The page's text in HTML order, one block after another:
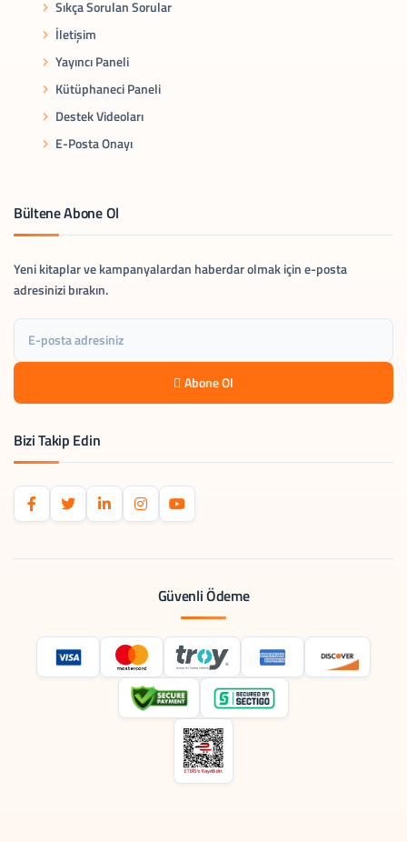
Sıkça Sorulan Sorular
İletişim
Yayıncı Paneli
Kütüphaneci Paneli
Destek Videoları
E-Posta Onayı
Bültene Abone Ol
Yeni kitaplar ve kampanyalardan haberdar olmak için e-posta
adresinizi bırakın.
Abone Ol
Bizi Takip Edin
Güvenli Ödeme